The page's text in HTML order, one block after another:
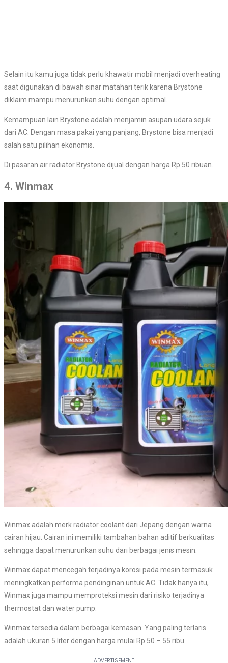
Selain itu kamu juga tidak perlu khawatir mobil menjadi overheating
saat digunakan di bawah sinar matahari terik karena Brystone
diklaim mampu menurunkan suhu dengan optimal.
Kemampuan lain Brystone adalah menjamin asupan udara sejuk
dari AC. Dengan masa pakai yang panjang, Brystone bisa menjadi
salah satu pilihan ekonomis.
Di pasaran air radiator Brystone dijual dengan harga Rp 50 ribuan.
4. Winmax
Winmax adalah merk radiator coolant dari Jepang dengan warna
cairan hijau. Cairan ini memiliki tambahan bahan aditif berkualitas
sehingga dapat menurunkan suhu dari berbagai jenis mesin.
Winmax dapat mencegah terjadinya korosi pada mesin termasuk
meningkatkan performa pendinginan untuk AC. Tidak hanya itu,
Winmax juga mampu memproteksi mesin dari risiko terjadinya
thermostat dan water pump.
Winmax tersedia dalam berbagai kemasan. Yang paling terlaris
adalah ukuran 5 liter dengan harga mulai Rp 50 – 55 ribu